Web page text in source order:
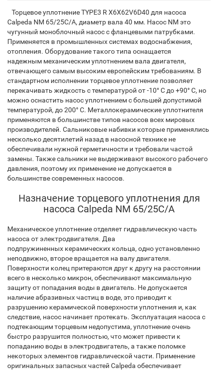
Торцевое уплотнение TYPE3 R X6X62V6D40 для насоса
Calpeda NM 65/25C/A, диаметр вала 40 мм. Насос NM это
чугунный моноблочный насос с фланцевыми патрубками.
Применяется в промышленных системах водоснабжения,
отопления. Оборудование такого типа оснащается
надежным механическим уплотнением вала двигателя,
отвечающего самым высоким европейским требованиям. В
стандартном исполнении торцевое уплотнение позволяет
перекачивать жидкость с температурой от -10° С до +90° С, но
можно оснастить насос уплотнением с большей допустимой
температурой, до 200° С. Металлокерамические уплотнителя
применяются в большинстве типов насосов всех мировых
производителей. Сальниковые набивки которые применялись
несколько десятилетий назад в насосной технике не
обеспечивали нужной герметичности и требовали частой
замены. Также сальники не выдерживают высокого рабочего
давления, поэтому их применение не допускается в
большинстве современных насосов.
Назначение торцевого уплотнения для
насоса Calpeda NM 65/25C/A
Механическое уплотнение отделяет гидравлическую часть
насоса от электродвигателя. Два
подпружиненных керамических кольца, одно установленно
неподвижно, второе вращается на валу двигателя.
Поверхности колец притераются друг к другу на расстоянии
всего в несколько микрон, обеспечивают максимальную
защиту от попадания воды в двигатель. Не допускается
наличие абразивных частиц в воде, это приводит к
разрушению керамической поверхности уплотнения и, как
следствие, насос начинает протекать. Эксплуатация насоса с
подтекающим торцевым недопустима, уплотнение очень
быстро разрушится полностью, что может привести к
попаданию воды в электродвигатель, а также поломке
некоторых элементов гидравлической части. Применение
оригинальных запасных частей Calpeda обеспечивает